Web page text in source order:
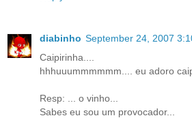
diabinho September 24, 2007
Caipirinha....
hhhuuummmmmm.... eu adoro
Resp: ... o vinho...
Sabes eu sou um provocador...